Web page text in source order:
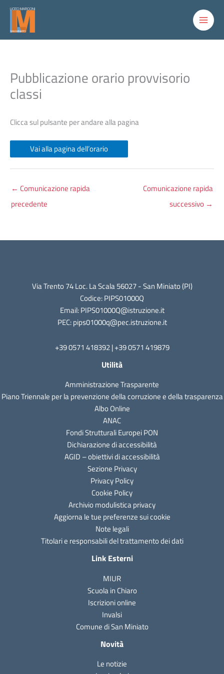
contenuto
Pubblicazione orario provvisorio
classi
Clicca sul pulsante per andare alla pagina
Vai alla pagina dell’orario
← Comunicazione rapida
precedente
Comunicazione rapida
successivo →
Via Trento 74 Loc. La Scala 56027 - San Miniato (PI)
Codice: PIPS01000Q
Email: PIPS01000Q@istruzione.it
PEC: pips01000q@pec.istruzione.it
+39 0571 418392 | +39 0571 419879
Utilità
Amministrazione Trasparente
Piano Triennale per la prevenzione della corruzione e della trasparenza
Albo Online
ANAC
Fondi Strutturali Europei PON
Dichiarazione di accessibilità
AGID – obiettivi di accessibilità
Sezione Privacy
Privacy Policy
Cookie Policy
Archivio modulistica privacy
Aggiorna le tue preferenze sui cookie
Note legali
Titolari e responsabili del trattamento dei dati
Link Esterni
MIUR
Scuola in Chiaro
Iscrizioni online
Invalsi
Comune di San Miniato
Novità
Le notizie